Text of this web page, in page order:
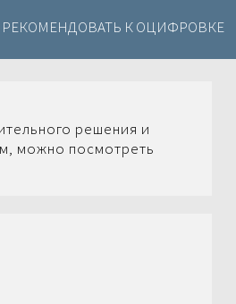
РЕКОМЕНДОВАТЬ К ОЦИФРОВКЕ
решения и
можно посмотреть